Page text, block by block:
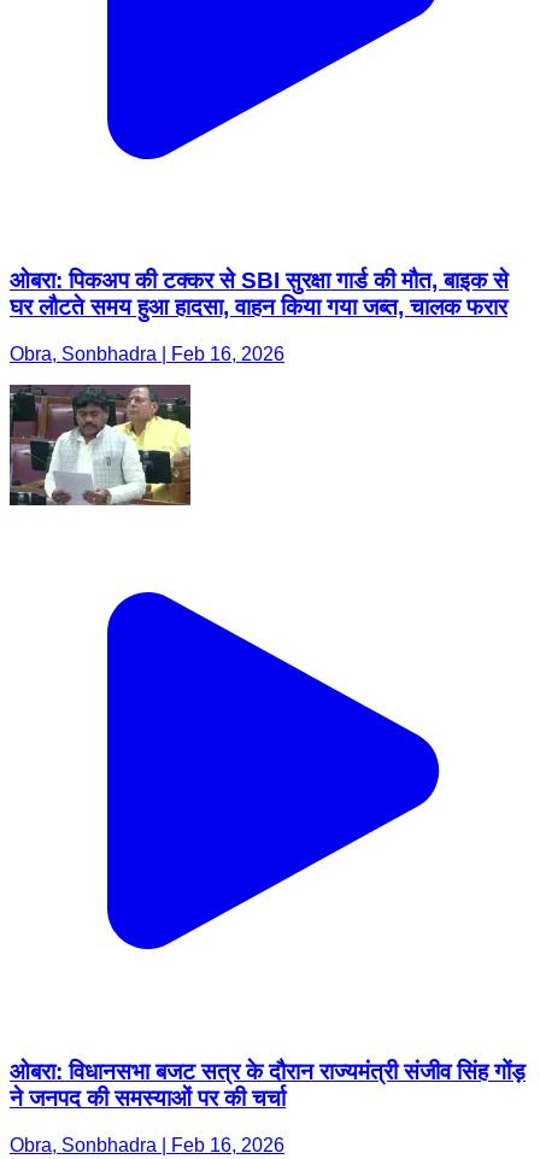
ओबरा: पिकअप की टक्कर से SBI सुरक्षा गार्ड की मौत, बाइक से
घर लौटते समय हुआ हादसा, वाहन किया गया जब्त, चालक फरार
Obra, Sonbhadra | Feb 16, 2026
ओबरा: विधानसभा बजट सत्र के दौरान राज्यमंत्री संजीव सिंह गोंड़
ने जनपद की समस्याओं पर की चर्चा
Obra, Sonbhadra | Feb 16, 2026